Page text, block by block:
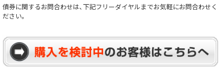
債券に関するお問合わせは､下記フリーダイヤルまでお気軽にお問合わせく
ださい。